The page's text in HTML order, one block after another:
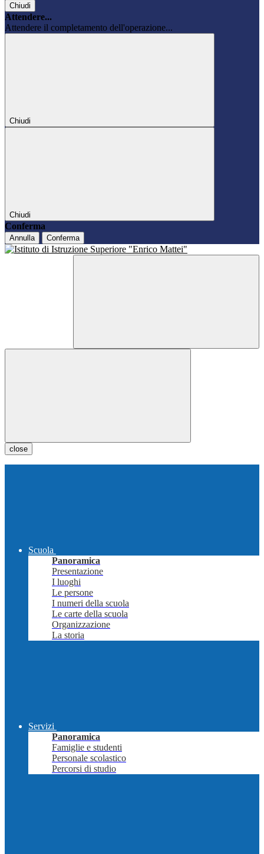
Chiudi
Attendere...
Attendere il completamento dell'operazione...
Chiudi
Chiudi
Conferma
Annulla Conferma
close
Scuola
Panoramica
Presentazione
I luoghi
Le persone
I numeri della scuola
Le carte della scuola
Organizzazione
La storia
Servizi
Panoramica
Famiglie e studenti
Personale scolastico
Percorsi di studio